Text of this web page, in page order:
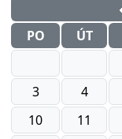
PO
ÚT
3
4
10
11